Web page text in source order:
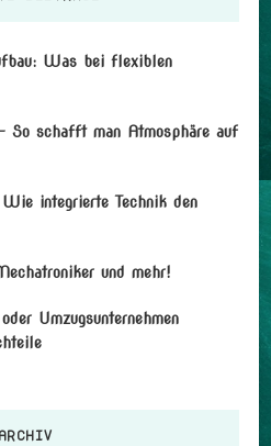
Was bei flexiblen
So schafft man Atmosphäre auf
integrierte Technik den
und mehr!
Umzugsunternehmen
ARCHIV